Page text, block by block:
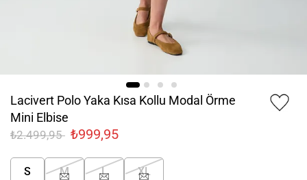
Lacivert Polo Yaka Kısa Kollu Modal Örme
Mini Elbise
₺2.499,95 ₺999,95
S M L XL